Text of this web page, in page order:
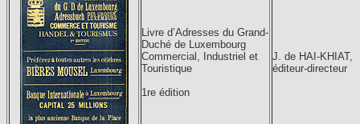
Livre d’Adresses du Grand-
Duché de Luxembourg
Commercial, Industriel et
Touristique
1re édition
J. de HAI-KHIAT,
éditeur-directeur